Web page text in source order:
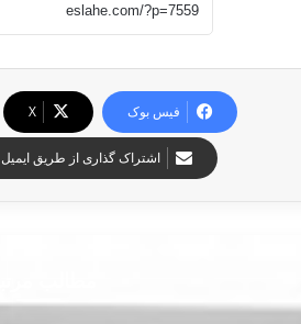
فیس بوک X
اشتراک گذاری از طریق ایمیل